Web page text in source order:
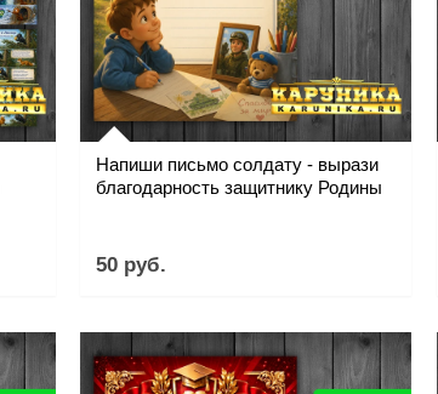
Напиши письмо солдату - вырази
благодарность защитнику Родины
50 руб.